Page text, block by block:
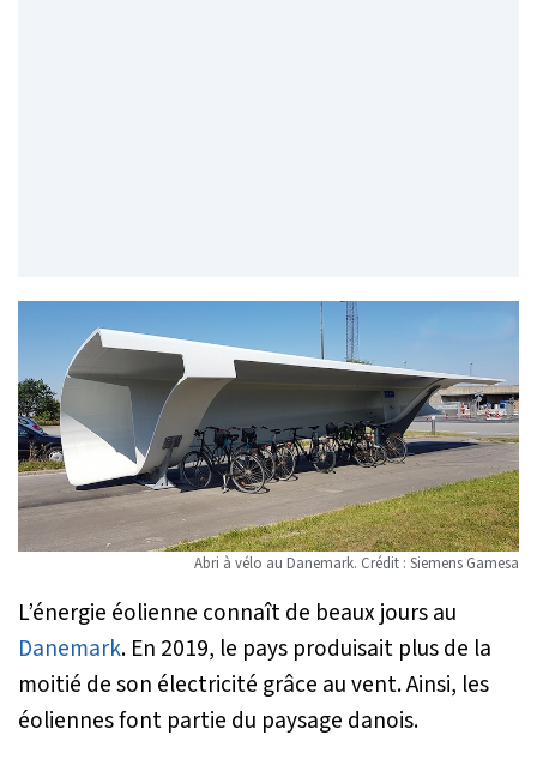
Abri à vélo au Danemark. Crédit : Siemens Gamesa
L’énergie éolienne connaît de beaux jours au
Danemark. En 2019, le pays produisait plus de la
moitié de son électricité grâce au vent. Ainsi, les
éoliennes font partie du paysage danois.